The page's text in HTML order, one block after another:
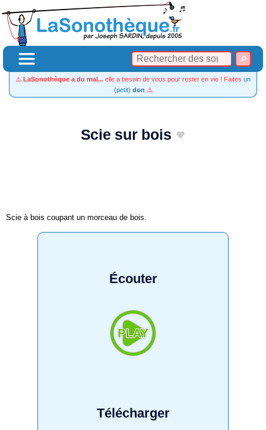
⚠️ LaSonothèque a du mal... elle a besoin de vous pour rester en vie ! Faites un
(petit) don ⚠️
Scie sur bois
Scie à bois coupant un morceau de bois.
Écouter
Télécharger